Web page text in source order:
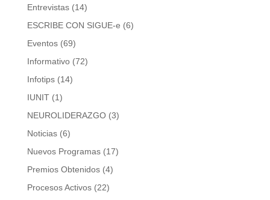
Entrevistas(14)
ESCRIBE CON SIGUE-e (6)
Eventos(69)
Informativo(72)
Infotips(14)
IUNIT(1)
NEUROLIDERAZGO(3)
Noticias(6)
Nuevos Programas(17)
Premios Obtenidos(4)
Procesos Activos(22)